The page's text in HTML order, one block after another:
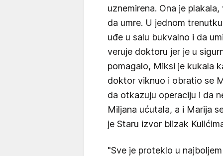
uznemirena. Ona je
da umre. U jednom
uđe u salu bukvalno i da
veruje doktoru jer je u
pomagalo, Miksi je kukala
doktor viknuo i obratio se
da otkazuju operaciju i da
Miljana ućutala, a i Marija
je Staru izvor blizak
"Sve je proteklo u